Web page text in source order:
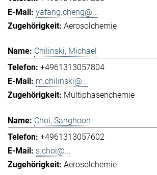
yafang.cheng@...
Aerosolchemie
Chilinski, Michael
+4961313057804
m.chilinski@...
Multiphasenchemie
Choi, Sanghoon
+4961313057602
s.choi@...
Aerosolchemie